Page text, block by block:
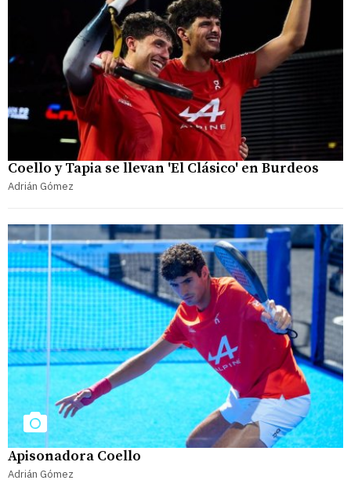
Coello y Tapia se llevan 'El Clásico' en Burdeos
Adrián Gómez
Apisonadora Coello
Adrián Gómez